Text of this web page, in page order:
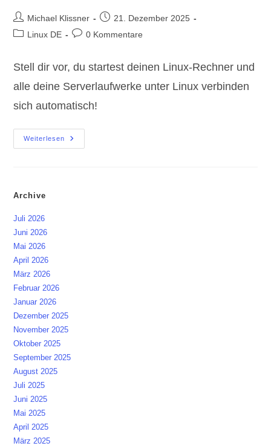
Beitrags-
Autor:
Michael Klissner
Beitrag21. Dezember 2025
Beitrags-
Linux DE
Beitrags-
0 Kommentare
Stell dir vor, du startest deinen Linux-Rechner und
alle deine Serverlaufwerke unter Linux verbinden
sich automatisch!
Weiterlesen
Serverlaufwerke
Unter
Archive
Juli 2026
Juni 2026
Mai 2026
April 2026
März 2026
Februar 2026
Januar 2026
Dezember 2025
November 2025
Oktober 2025
September 2025
August 2025
Juli 2025
Juni 2025
Mai 2025
April 2025
März 2025